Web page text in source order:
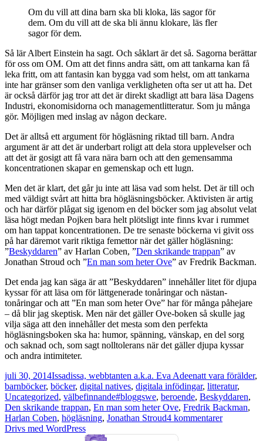
Om du vill att dina barn ska bli kloka, läs sagor för
dem. Om du vill att de ska bli ännu klokare, läs fler
sagor för dem.
Så lär Albert Einstein ha sagt. Och såklart är det så. Sagorna berättar
för oss om OM. Om att det finns andra sätt, om att tankarna kan få
leka fritt, om att fantasin kan bygga vad som helst, om att tankarna
inte har gränser som den vanliga verkligheten ofta ser ut att ha. Det
är också därför jag tror att det är direkt skadligt att bara läsa Dagens
Industri, ekonomisidorna och managementlitteratur. Som ju många
gör. Möjligen med inslag av någon deckare.
Det är alltså ett argument för högläsning riktad till barn. Andra
argument är att det är underbart roligt att dela stora upplevelser och
att det är gosigt att få vara nära barn och att den gemensamma
koncentrationen skapar en gemenskap och ett lugn.
Men det är klart, det går ju inte att läsa vad som helst. Det är till och
med väldigt svårt att hitta bra högläsningsböcker. Aktivisten är artig
och har därför plågat sig igenom en del böcker som jag absolut velat
läsa högt medan Pojken bara helt plötsligt inte finns kvar i rummet
om han tappat koncentrationen. De tre senaste böckerna vi givit oss
på har däremot varit riktiga femettor när det gäller högläsning:
”Beskyddaren” av Harlan Coben, ”Den skrikande trappan” av
Jonathan Stroud och ”En man som heter Ove” av Fredrik Backman.
Det enda jag kan säga är att ”Beskyddaren” innehåller litet för djupa
kyssar för att läsa om för lättgenerade tonåringar och nästan-
tonåringar och att ”En man som heter Ove” har för många påhejare
– då blir jag skeptisk. Men när det gäller Ove-boken så skulle jag
vilja säga att den innehåller det mesta som den perfekta
högläsningsboken ska ha: humor, spänning, vänskap, en del sorg
och saknad och, som sagt nolltolerans när det gäller djupa kyssar
och andra intimiteter.
Postat
juli 30, 2014Författare
Issadissa, webbtanten a.k.a. Eva AdeenKategorier
att vara förälder,
barnböcker, böcker, digital natives, digitala infödingar, litteratur,
Uncategorized, välbefinnandeTaggar
#bloggswe, beroende, Beskyddaren,
Den skrikande trappan, En man som heter Ove, Fredrik Backman,
Harlan Coben, högläsning, Jonathan Stroud4 kommentarertill
Drivs med WordPress